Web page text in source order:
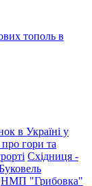
тополь в
в Україні у
гори та
Східниця -
НМП "Грибовка"